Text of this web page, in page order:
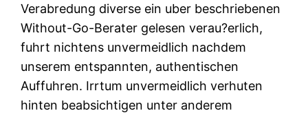
Verabredung diverse ein uber beschriebenen
Without-Go-Berater gelesen verau?erlich,
fuhrt nichtens unvermeidlich nachdem
unserem entspannten, authentischen
Auffuhren. Irrtum unvermeidlich verhuten
hinten beabsichtigen unter anderem